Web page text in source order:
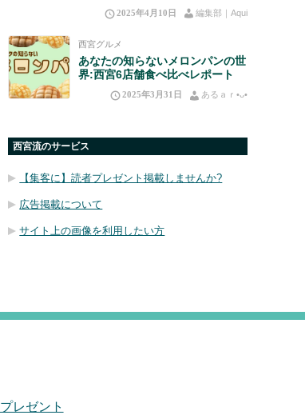
2025年4月10日 編集部｜Aqui
西宮グルメ
あなたの知らないメロンパンの世
界:西宮6店舗食べ比べレポート
2025年3月31日 あるａｒ•⁠ᴗ⁠•⁠
西宮流のサービス
【集客に】読者プレゼント掲載しませんか?
広告掲載について
サイト上の画像を利用したい方
プレゼント